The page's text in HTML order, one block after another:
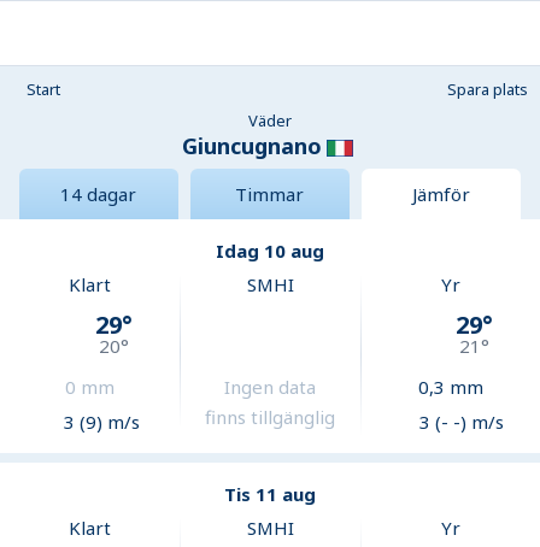
Start
Spara plats
Väder
Giuncugnano
14 dagar Timmar Jämför
Idag 10 aug
Klart
29°
20°
0 mm
3 (9) m/s
SMHI
Ingen data
finns tillgänglig
Yr
29°
21°
0,3 mm
3 (- -) m/s
Tis 11 aug
Klart
SMHI Yr